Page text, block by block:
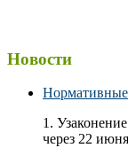
Новости
1.
через 22